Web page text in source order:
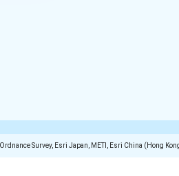
Survey, Esri Japan, METI, Esri China (Hong